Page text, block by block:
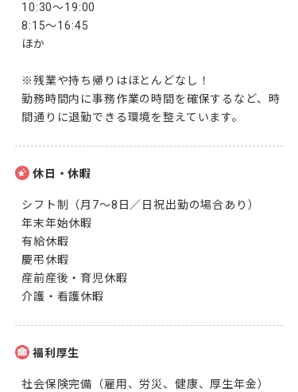
10:30～19:00
8:15～16:45
ほか
※残業や持ち帰りはほとんどなし！
勤務時間内に事務作業の時間を確保するなど、時
間通りに退勤できる環境を整えています。
休日・休暇
シフト制（月7～8日／日祝出勤の場合あり）
年末年始休暇
有給休暇
慶弔休暇
産前産後・育児休暇
介護・看護休暇
福利厚生
社会保険完備（雇用、労災、健康、厚生年金）